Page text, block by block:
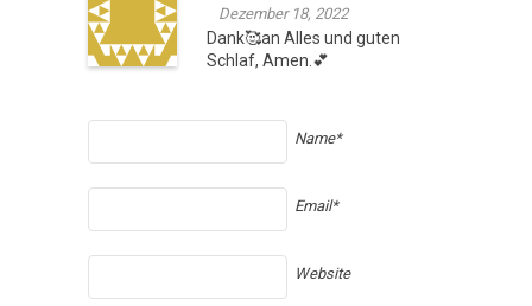
Dezember 18, 2022
Dank🥰an Alles und guten
Schlaf, Amen.💕
Name*
Email*
Website